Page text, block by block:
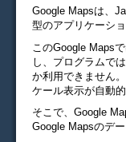
Google Mapsは、
型のアプリケーショ
このGoogle Maps
し、プログラムで
か利用できません
ケール表示が自動
そこで、Google
Google Mapsのデ